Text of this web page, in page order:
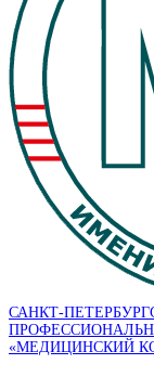
САНКТ-
«МЕДИЦИНСКИЙ